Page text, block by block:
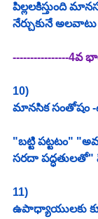
పిల్లలకిస్తుంది
నేర్చుకునే అలవాటు
----------------4వ
10)
మానసిక సంతోషం -
"బట్టి పట్టటం"
సరదా పద్ధతులతో"
11)
ఉపాధ్యాయులకు